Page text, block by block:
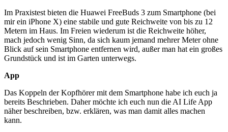
Im Praxistest bieten die Huawei FreeBuds 3 zum Smartphone (bei
mir ein iPhone X) eine stabile und gute Reichweite von bis zu 12
Metern im Haus. Im Freien wiederum ist die Reichweite höher,
mach jedoch wenig Sinn, da sich kaum jemand mehrer Meter ohne
Blick auf sein Smartphone entfernen wird, außer man hat ein großes
Grundstück und ist im Garten unterwegs.
App
Das Koppeln der Kopfhörer mit dem Smartphone habe ich euch ja
bereits Beschrieben. Daher möchte ich euch nun die AI Life App
näher beschreiben, bzw. erklären, was man damit alles machen
kann.